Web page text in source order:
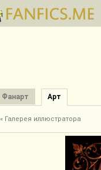
Фанарт Арт
« Галерея иллюстратора